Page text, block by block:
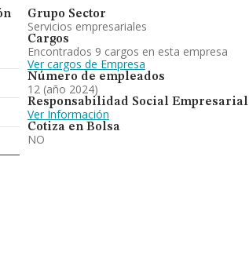
Grupo Sector
Servicios empresariales
Cargos
Encontrados 9 cargos en esta empresa
Ver cargos de Empresa
Número de empleados
12 (año 2024)
Responsabilidad Social Empresarial
Ver Información
Cotiza en Bolsa
NO